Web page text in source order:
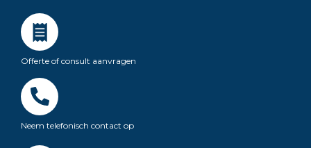
Offerte of consult aanvragen
Neem telefonisch contact op